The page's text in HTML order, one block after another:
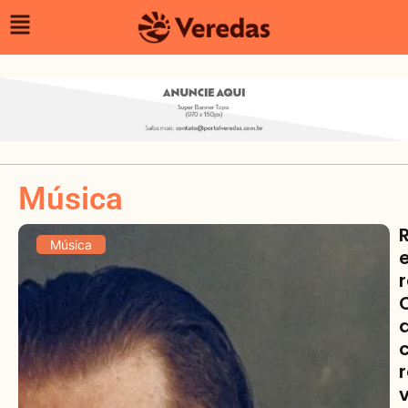
Música
Música